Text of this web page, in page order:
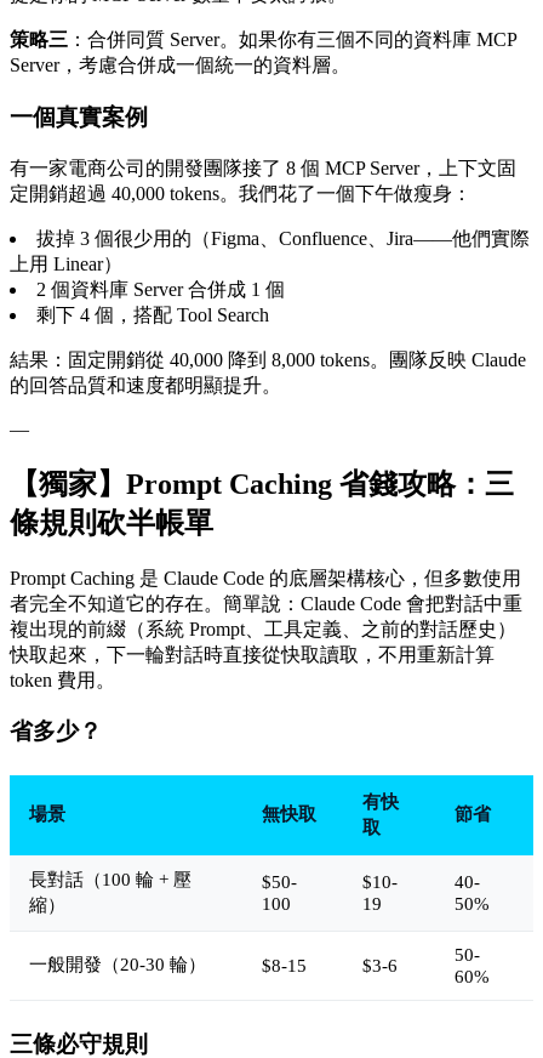
策略三 ：合併同質 Server。如果你有三個不同的資料庫 MCP
Server，考慮合併成一個統一的資料層。
一個真實案例
有一家電商公司的開發團隊接了 8 個 MCP Server，上下文固
定開銷超過 40,000 tokens。我們花了一個下午做瘦身：
拔掉 3 個很少用的（Figma、Confluence、Jira——他們實際
上用 Linear）
2 個資料庫 Server 合併成 1 個
剩下 4 個，搭配 Tool Search
結果：固定開銷從 40,000 降到 8,000 tokens。團隊反映 Claude
的回答品質和速度都明顯提升。
—
【獨家】Prompt Caching 省錢攻略：三
條規則砍半帳單
Prompt Caching 是 Claude Code 的底層架構核心，但多數使用
者完全不知道它的存在。簡單說：Claude Code 會把對話中重
複出現的前綴（系統 Prompt、工具定義、之前的對話歷史）
快取起來，下一輪對話時直接從快取讀取，不用重新計算
token 費用。
省多少？
場景 無快取
有快
取
節省
長對話（100 輪 + 壓
縮）
$50-
100
$10-
19
40-
50%
一般開發（20-30 輪） $8-15 $3-6
50-
60%
三條必守規則